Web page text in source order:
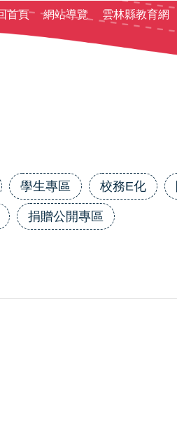
首頁 網站導覽 雲林縣教育網
學生專區 校務E化
捐贈公開專區